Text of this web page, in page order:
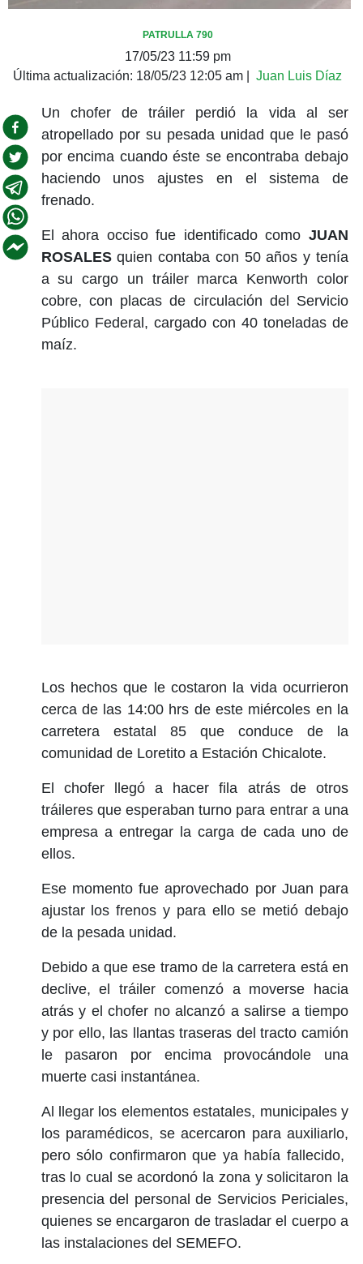
PATRULLA 790
17/05/23 11:59 pm
Última actualización: 18/05/23 12:05 am Juan Luis Díaz
Un chofer de tráiler perdió la vida al ser
atropellado por su pesada unidad que le pasó
por encima cuando éste se encontraba debajo
haciendo unos ajustes en el sistema de
frenado.
El ahora occiso fue identificado como JUAN
ROSALESquien contaba con 50 años y tenía
a su cargo un tráiler marca Kenworth color
cobre, con placas de circulación del Servicio
Público Federal, cargado con 40 toneladas de
maíz.
Los hechos que le costaron la vida ocurrieron
cerca de las 14:00 hrs de este miércoles en la
carretera estatal 85 que conduce de la
comunidad de Loretito a Estación Chicalote.
El chofer llegó a hacer fila atrás de otros
tráileres que esperaban turno para entrar a una
empresa a entregar la carga de cada uno de
ellos.
Ese momento fue aprovechado por Juan para
ajustar los frenos y para ello se metió debajo
de la pesada unidad.
Debido a que ese tramo de la carretera está en
declive, el tráiler comenzó a moverse hacia
atrás y el chofer no alcanzó a salirse a tiempo
y por ello, las llantas traseras del tracto camión
le pasaron por encima provocándole una
muerte casi instantánea.
Al llegar los elementos estatales, municipales y
los paramédicos, se acercaron para auxiliarlo,
pero sólo confirmaron que ya había fallecido,
tras lo cual se acordonó la zona y solicitaron la
presencia del personal de Servicios Periciales,
quienes se encargaron de trasladar el cuerpo a
las instalaciones del SEMEFO.